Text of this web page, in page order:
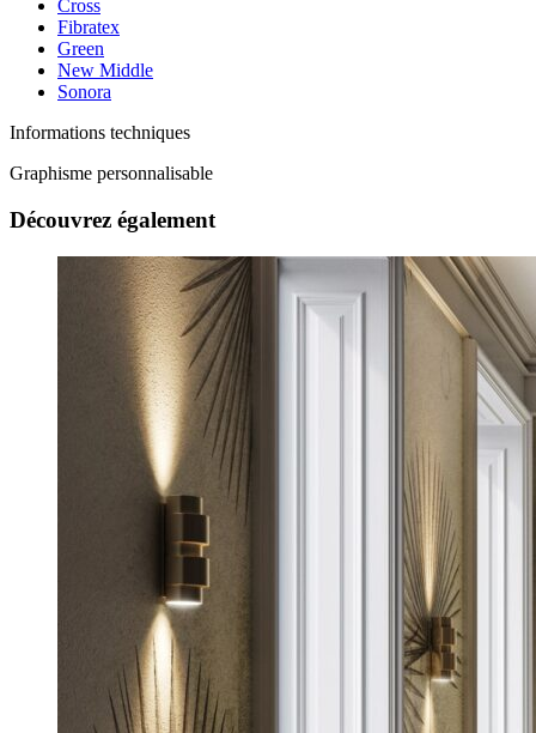
Cross
Fibratex
Green
New Middle
Sonora
Informations techniques
Graphisme personnalisable
Découvrez également